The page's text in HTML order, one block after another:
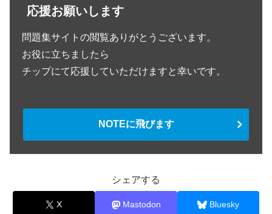
応援お願いします
問題集サイトの閲覧ありがとうございます。
お役に立ちましたら
チップにて応援していただけますと幸いです。
NOTEに飛びます
シェアする
X Mastodon Bluesky